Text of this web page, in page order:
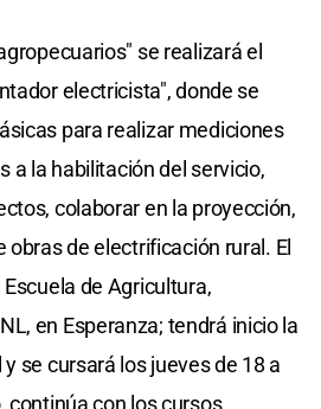
se realizará el
electricista", donde se
para realizar mediciones
a la habilitación del servicio,
colaborar en la proyección,
obras de electrificación rural. El
de Agricultura,
en Esperanza; tendrá inicio la
se cursará los jueves de 18 a
continúa con los cursos